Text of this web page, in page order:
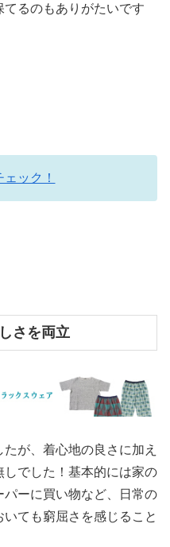
るのもありがたいです
ック！
さを両立
が、着心地の良さに加え
でした！基本的には家の
ーに買い物など、日常の
ても窮屈さを感じること